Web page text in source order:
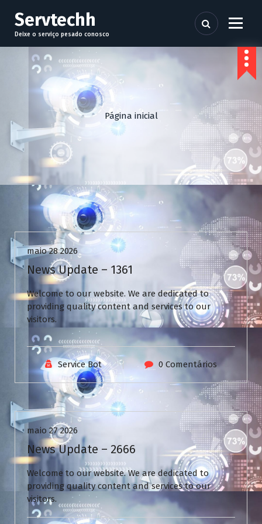
a
e
Servtechh
Deixe o serviço pesado conosco
Página inicial
Uncategorized
maio 28 2026
News Update – 1361
Welcome to our website. We are dedicated to
providing quality content and services to our
visitors.
Service Bot 0 Comentários
Uncategorized
maio 27 2026
News Update – 2666
Welcome to our website. We are dedicated to
providing quality content and services to our
visitors.
V